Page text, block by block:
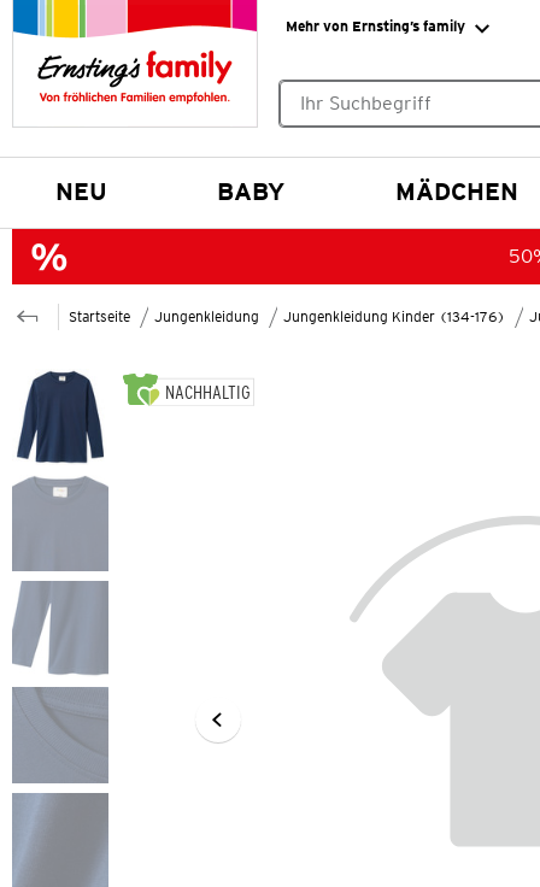
Mehr von Ernsting’s family
NEU BABY MÄDCHEN
Startseite Jungenkleidung Jungenkleidung Kinder (134-176)
NACHHALTIG